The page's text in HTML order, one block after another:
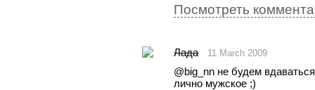
Посмотреть
Лада 11 March 2009
@big_nn не будем
лично мужское ;)